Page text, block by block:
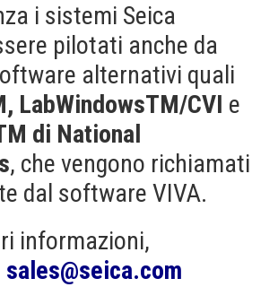
i sistemi Seica
pilotati anche da
alternativi quali
LabWindowsTM/CVI e
di National
, che vengono richiamati
dal software VIVA.
informazioni,
sales@seica.com